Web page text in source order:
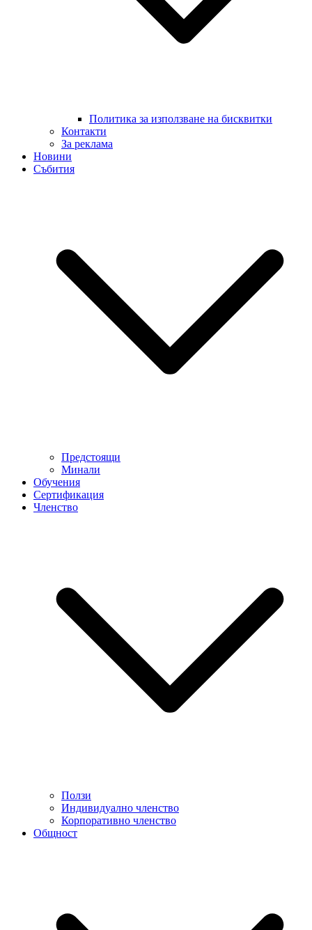
Политика за използване на бисквитки
Контакти
За реклама
Новини
Събития
Предстоящи
Минали
Обучения
Сертификация
Членство
Ползи
Индивидуално членство
Корпоративно членство
Общност